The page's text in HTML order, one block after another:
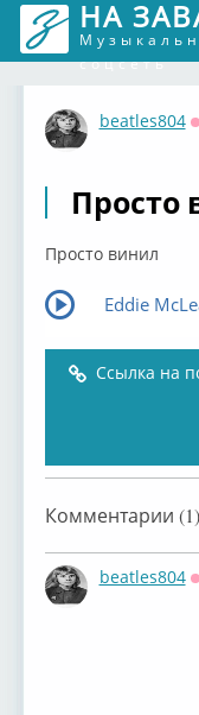
НА
соцсеть
beatles804
Просто
Просто винил
Eddie
Ссылка на
Комментарии (1)
beatles804